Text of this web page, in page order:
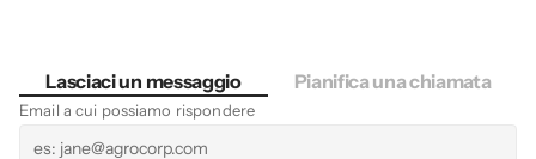
Lasciaci un messaggio Pianifica una chiamata
Email a cui possiamo rispondere